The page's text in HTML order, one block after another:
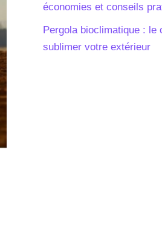
économies et conseils
Pergola bioclimatique : le
sublimer votre extérieur